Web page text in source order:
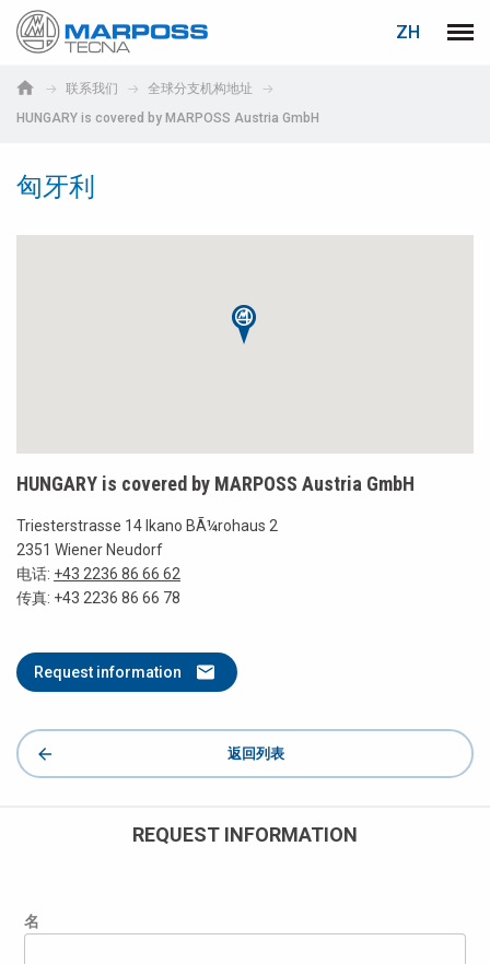
Marposs
ZH
菜单
联系我们
全球分支机构地址
HUNGARY is covered by MARPOSS Austria GmbH
匈牙利
HUNGARY is covered by MARPOSS Austria GmbH
Triesterstrasse 14 Ikano BÃ¼rohaus 2
2351 Wiener Neudorf
电话: +43 2236 86 66 62
传真: +43 2236 86 66 78
Request information
返回列表
REQUEST INFORMATION
名
Deutsch
日本語 (Japanese)
登录 密码重置